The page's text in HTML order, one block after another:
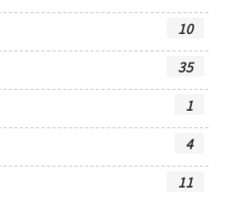
10
35
1
4
11